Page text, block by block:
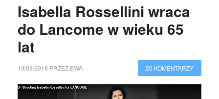
Isabella Rossellini wraca
do Lancome w wieku 65
lat
19/03/2018 PRZEZ EWA 20 KOMENTARZY